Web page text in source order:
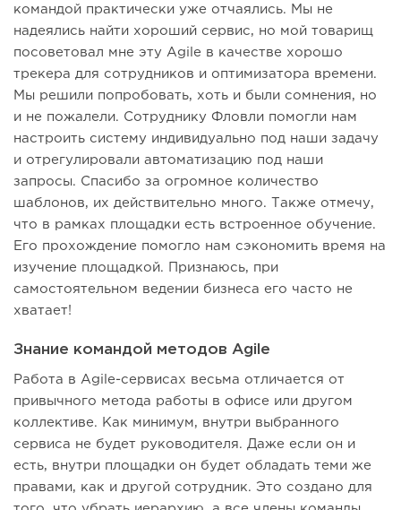
командой практически уже отчаялись. Мы не
надеялись найти хороший сервис, но мой товарищ
посоветовал мне эту Agile в качестве хорошо
трекера для сотрудников и оптимизатора времени.
Мы решили попробовать, хоть и были сомнения, но
и не пожалели. Сотруднику Фловли помогли нам
настроить систему индивидуально под наши задачу
и отрегулировали автоматизацию под наши
запросы. Спасибо за огромное количество
шаблонов, их действительно много. Также отмечу,
что в рамках площадки есть встроенное обучение.
Его прохождение помогло нам сэкономить время на
изучение площадкой. Признаюсь, при
самостоятельном ведении бизнеса его часто не
хватает!
Знание командой методов Agile
Работа в Agile-сервисах весьма отличается от
привычного метода работы в офисе или другом
коллективе. Как минимум, внутри выбранного
сервиса не будет руководителя. Даже если он и
есть, внутри площадки он будет обладать теми же
правами, как и другой сотрудник. Это создано для